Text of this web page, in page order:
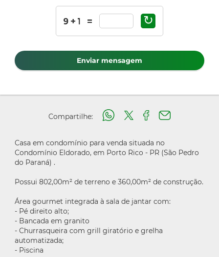
↻
Enviar mensagem
Compartilhe:
Casa em condomínio para venda situada no
Condomínio Eldorado, em Porto Rico - PR (São Pedro
do Paraná) .
Possui 802,00m² de terreno e 360,00m² de construção.
Área gourmet integrada à sala de jantar com:
- Pé direito alto;
- Bancada em granito
- Churrasqueira com grill giratório e grelha
automatizada;
- Piscina